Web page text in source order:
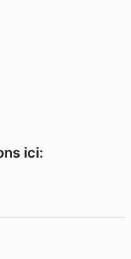
ici: